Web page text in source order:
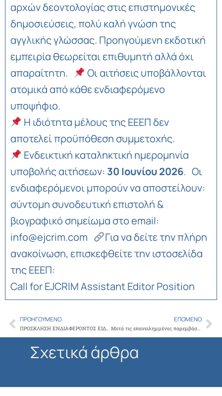
αρχών δεοντολογίας στις επιστημονικές
δημοσιεύσεις, πολύ καλή γνώση της
αγγλικής γλώσσας. Προηγούμενη εκδοτική
εμπειρία θεωρείται επιθυμητή αλλά όχι
απαραίτητη.
Οι αιτήσεις υποβάλλονται
ατομικά από κάθε ενδιαφερόμενο
υποψήφιο.
Η ιδιότητα μέλους της ΕΕΕΠ δεν
αποτελεί προϋπόθεση συμμετοχής.
Ενδεικτική καταληκτική ημερομηνία
υποβολής αιτήσεων: 30 Ιουνίου 2026. Οι
ενδιαφερόμενοι μπορούν να αποστείλουν:
σύντομη συνοδευτική επιστολή &
βιογραφικό σημείωμα στο email:
info@ejcrim.com
Για να δείτε την πλήρη
ανακοίνωση, επισκεφθείτε την ιστοσελίδα
της ΕΕΕΠ:
Call for EJCRIM Assistant Editor Position
Prev
ΠΡΟΗΓΟΎΜΕΝΟ
ΠΡΟΣΚΛΗΣΗ ΕΝΔΙΑΦΕΡΟΝΤΟΣ ΕΙΔΙΚΟΤΗΤΑΣ ΠΑΙΔΙΑΤΡΙΚΗΣ
ΕΠΌΜΕΝΟ
Μετά τις επανειλημμένες παρεμβάσεις του ΙΣΑ, ο ΕΟΠΥΥ ανακοίνωσε την αναστολή εφαρμογής των δόσεων clawback του 2023
Σχετικά άρθρα